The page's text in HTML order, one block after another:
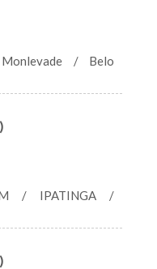
/ Belo
/ IPATINGA /